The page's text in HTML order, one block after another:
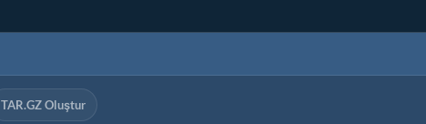
TAR.GZ Oluştur